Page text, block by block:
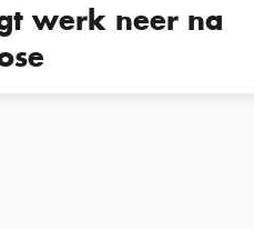
werk neer na